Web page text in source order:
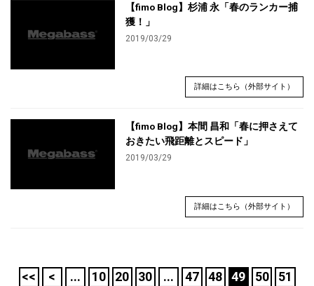
【fimo Blog】杉浦 永「春のランカー捕
獲！」
2019/03/29
詳細はこちら（外部サイト）
【fimo Blog】本間 昌和「春に押さえて
おきたい飛距離とスピード」
2019/03/29
詳細はこちら（外部サイト）
<< < ... 10 20 30 ... 47 48 49 50
51